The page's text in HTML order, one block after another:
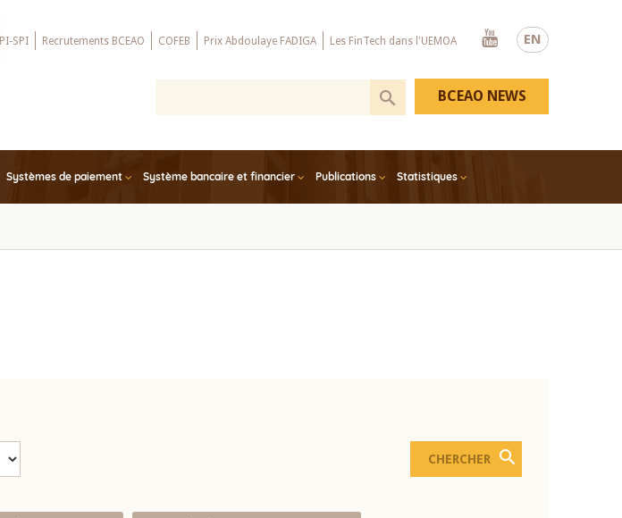
EN
PI-SPI Recrutements BCEAO COFEB Prix Abdoulaye FADIGA Les FinTech dans l'UEMOA
Youtube
Systèmes de paiement Système bancaire et financier Publications Statistiques
BCEAO NEWS